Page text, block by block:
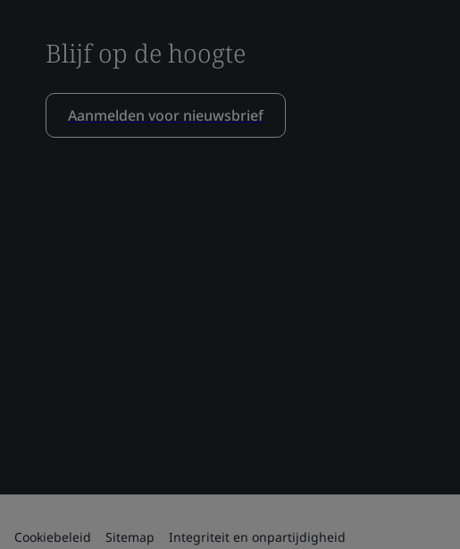
Blijf op de hoogte
Aanmelden voor nieuwsbrief
Cookiebeleid Sitemap Integriteit en onpartijdigheid